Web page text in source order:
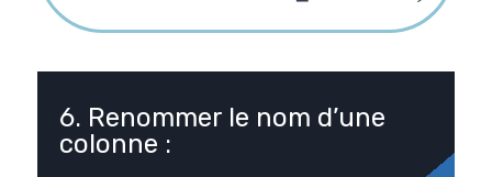
6. Renommer le nom d’une
colonne :